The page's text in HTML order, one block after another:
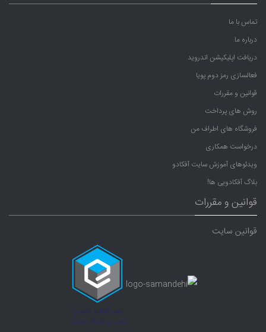
تماس با ما
درباره ما
دریافت اپلیکیشن اندروید
فعالسازی رمز دوم پویا
قوانین و مقررات
روش های پرداخت
فروشگاه های اطراف من
درخواست همکاری
ویدئوهای آموزش سایت آفکادو
بلاگ آفکادویی ها!
قوانین و مقررات
قوانین سایت